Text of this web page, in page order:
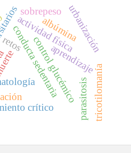
conducta sedentaria
actividad física
control glucémico
sobrepeso
aprendizaje
crítico
urbanización
parasitosis
retos albúmina
tricotilomanía